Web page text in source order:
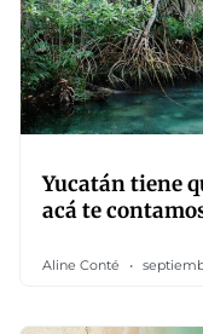
Yucatán tiene
acá te
Aline Conté